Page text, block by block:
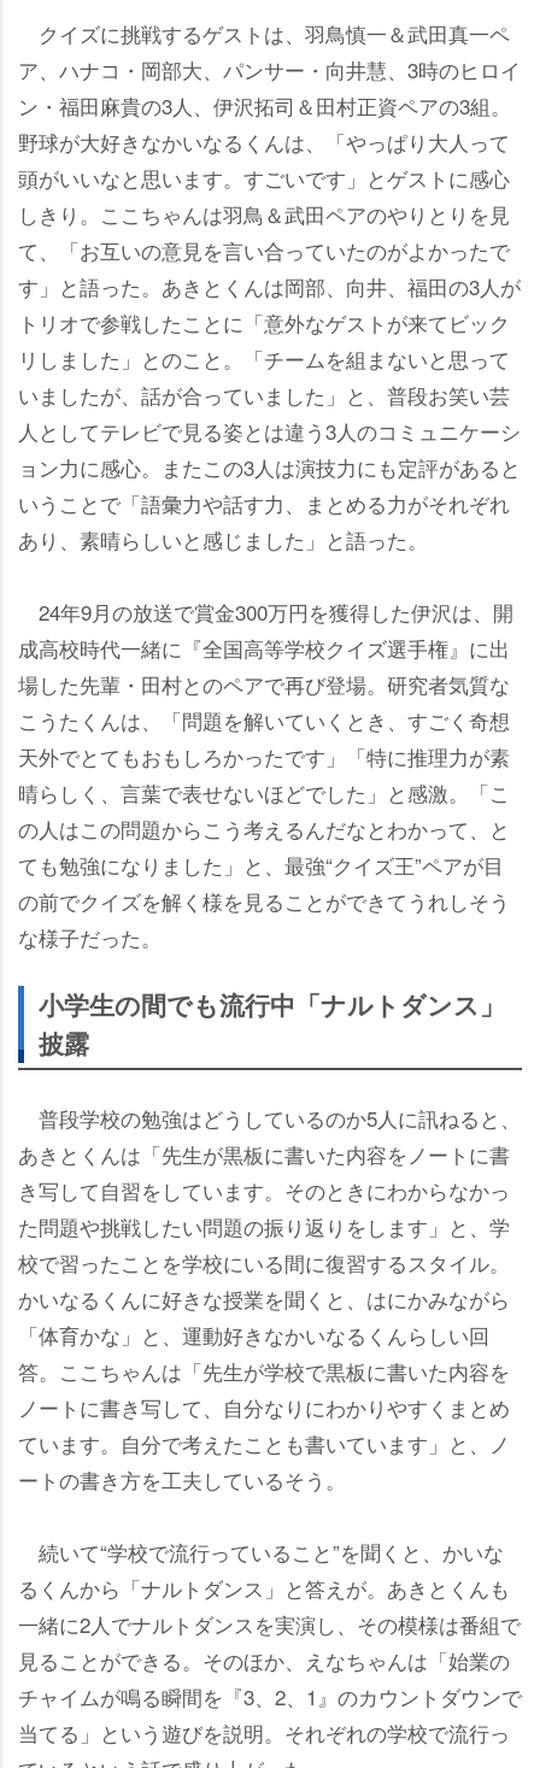
クイズに挑戦するゲストは、羽鳥慎一＆武田真一ペ
ア、ハナコ・岡部大、パンサー・向井慧、3時のヒロイ
ン・福田麻貴の3人、伊沢拓司＆田村正資ペアの3組。
野球が大好きなかいなるくんは、「やっぱり大人って
頭がいいなと思います。すごいです」とゲストに感心
しきり。ここちゃんは羽鳥＆武田ペアのやりとりを見
て、「お互いの意見を言い合っていたのがよかったで
す」と語った。あきとくんは岡部、向井、福田の3人が
トリオで参戦したことに「意外なゲストが来てビック
リしました」とのこと。「チームを組まないと思って
いましたが、話が合っていました」と、普段お笑い芸
人としてテレビで見る姿とは違う3人のコミュニケーシ
ョン力に感心。またこの3人は演技力にも定評があると
いうことで「語彙力や話す力、まとめる力がそれぞれ
あり、素晴らしいと感じました」と語った。
24年9月の放送で賞金300万円を獲得した伊沢は、開
成高校時代一緒に『全国高等学校クイズ選手権』に出
場した先輩・田村とのペアで再び登場。研究者気質な
こうたくんは、「問題を解いていくとき、すごく奇想
天外でとてもおもしろかったです」「特に推理力が素
晴らしく、言葉で表せないほどでした」と感激。「こ
の人はこの問題からこう考えるんだなとわかって、と
ても勉強になりました」と、最強“クイズ王”ペアが目
の前でクイズを解く様を見ることができてうれしそう
な様子だった。
小学生の間でも流行中「ナルトダンス」
披露
普段学校の勉強はどうしているのか5人に訊ねると、
あきとくんは「先生が黒板に書いた内容をノートに書
き写して自習をしています。そのときにわからなかっ
た問題や挑戦したい問題の振り返りをします」と、学
校で習ったことを学校にいる間に復習するスタイル。
かいなるくんに好きな授業を聞くと、はにかみながら
「体育かな」と、運動好きなかいなるくんらしい回
答。ここちゃんは「先生が学校で黒板に書いた内容を
ノートに書き写して、自分なりにわかりやすくまとめ
ています。自分で考えたことも書いています」と、ノ
ートの書き方を工夫しているそう。
続いて“学校で流行っていること”を聞くと、かいな
るくんから「ナルトダンス」と答えが。あきとくんも
一緒に2人でナルトダンスを実演し、その模様は番組で
見ることができる。そのほか、えなちゃんは「始業の
チャイムが鳴る瞬間を『3、2、1』のカウントダウンで
当てる」という遊びを説明。それぞれの学校で流行っ